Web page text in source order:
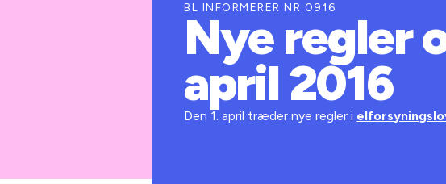
BL INFORMERER NR.0916
Nye regler
april 2016
Den 1. april træder nye regler i